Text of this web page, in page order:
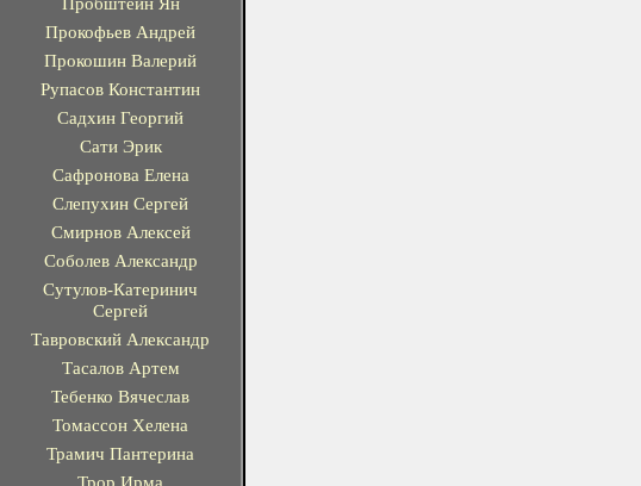
Прокофьев Андрей
Прокошин Валерий
Рупасов Константин
Садхин Георгий
Сати Эрик
Сафронова Елена
Слепухин Сергей
Смирнов Алексей
Соболев Александр
Сутулов-Катеринич
Сергей
Тавровский Александр
Тасалов Артем
Тебенко Вячеслав
Томассон Хелена
Трамич Пантерина
Трор Ирма